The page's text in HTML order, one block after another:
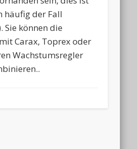
häufig der Fall
Sie können die
Carax, Toprex oder
Wachstumsregler